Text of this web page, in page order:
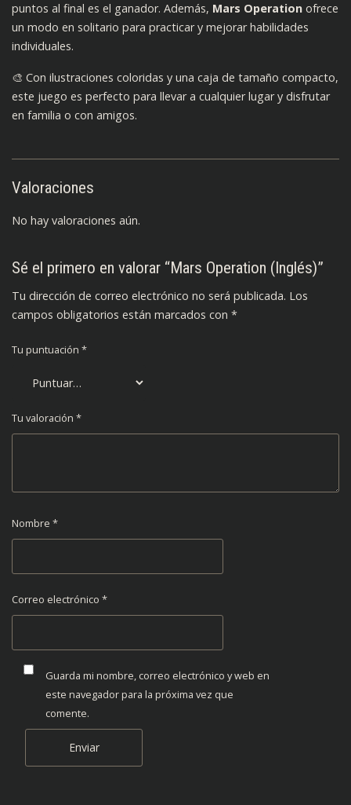
puntos al final es el ganador. Además, Mars Operation ofrece
un modo en solitario para practicar y mejorar habilidades
individuales.​
🎨 Con ilustraciones coloridas y una caja de tamaño compacto,
este juego es perfecto para llevar a cualquier lugar y disfrutar
en familia o con amigos.​
Valoraciones
No hay valoraciones aún.
Sé el primero en valorar “Mars Operation (Inglés)”
Tu dirección de correo electrónico no será publicada. Los
campos obligatorios están marcados con *
Tu puntuación *
Tu valoración *
Nombre *
Correo electrónico *
Guarda mi nombre, correo electrónico y web en
este navegador para la próxima vez que
comente.